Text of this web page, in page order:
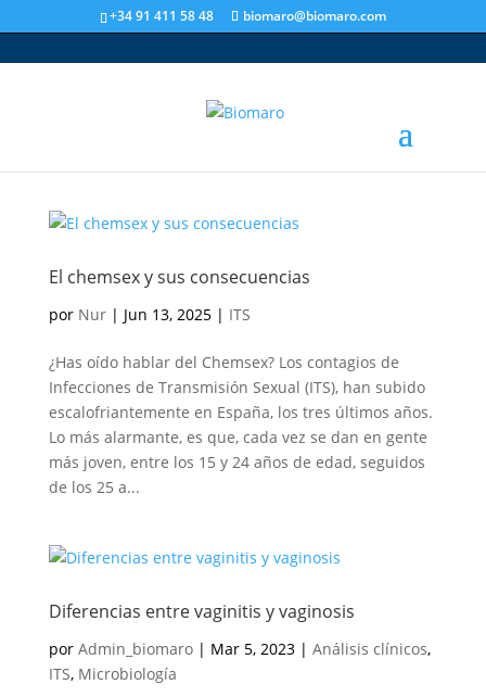
+34 91 411 58 48 biomaro@biomaro.com
El chemsex y sus consecuencias
por Nur| Jun 13, 2025| ITS
¿Has oído hablar del Chemsex? Los contagios de
Infecciones de Transmisión Sexual (ITS), han subido
escalofriantemente en España, los tres últimos años.
Lo más alarmante, es que, cada vez se dan en gente
más joven, entre los 15 y 24 años de edad, seguidos
de los 25 a...
Diferencias entre vaginitis y vaginosis
por Admin_biomaro| Mar 5, 2023| Análisis clínicos,
ITS, Microbiología